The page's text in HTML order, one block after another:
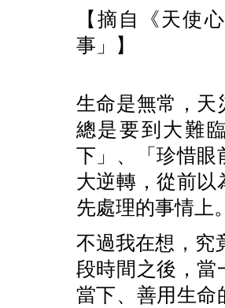
【摘自《天使
事」】
生命是無常，天
總是要到大難
下」、「珍惜眼
大逆轉，從前以
先處理的事情上
不過我在想，究
段時間之後，當
當下、善用生命